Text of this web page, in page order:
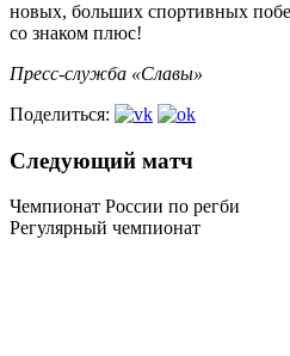
новых, больших спортивных
со знаком плюс!
Пресс-служба «Славы»
Поделиться:
Следующий матч
Чемпионат России по регби
Регулярный чемпионат